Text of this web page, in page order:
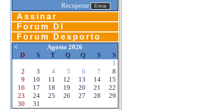
Recuperar
Assinar
Forum DI
Forum Desporto
<
Agosto 2026
D
S T Q Q S
S
1
2
3 4 5 6 7
8
9
10 11 12 13 14
15
16
17 18 19 20 21
22
23
24 25 26 27 28
29
30
31